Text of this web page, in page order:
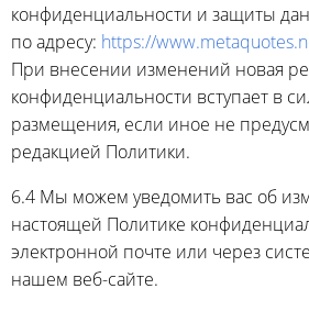
конфиденциальности и защиты
по адресу: https://
При внесении изменений новая
конфиденциальности вступает в
размещения, если иное не
редакцией Политики.
6.4 Мы можем уведомить вас об
настоящей Политике
электронной почте или через
нашем веб-сайте.